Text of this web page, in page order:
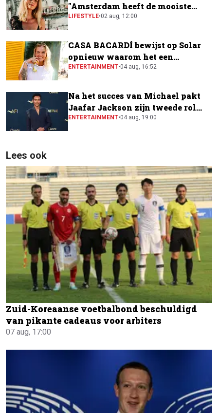
"Amsterdam heeft de mooiste
festivalscene van Europa"
LIFESTYLE•02 aug, 12:00
CASA BACARDÍ bewijst op Solar
opnieuw waarom het een
festivalfavoriet is
ENTERTAINMENT•04 aug, 16:52
Na het succes van Michael pakt
Jaafar Jackson zijn tweede rol
naast Will Smith
ENTERTAINMENT•04 aug, 19:00
Lees ook
Zuid-Koreaanse voetbalbond beschuldigd
van pikante cadeaus voor arbiters
07 aug, 17:00